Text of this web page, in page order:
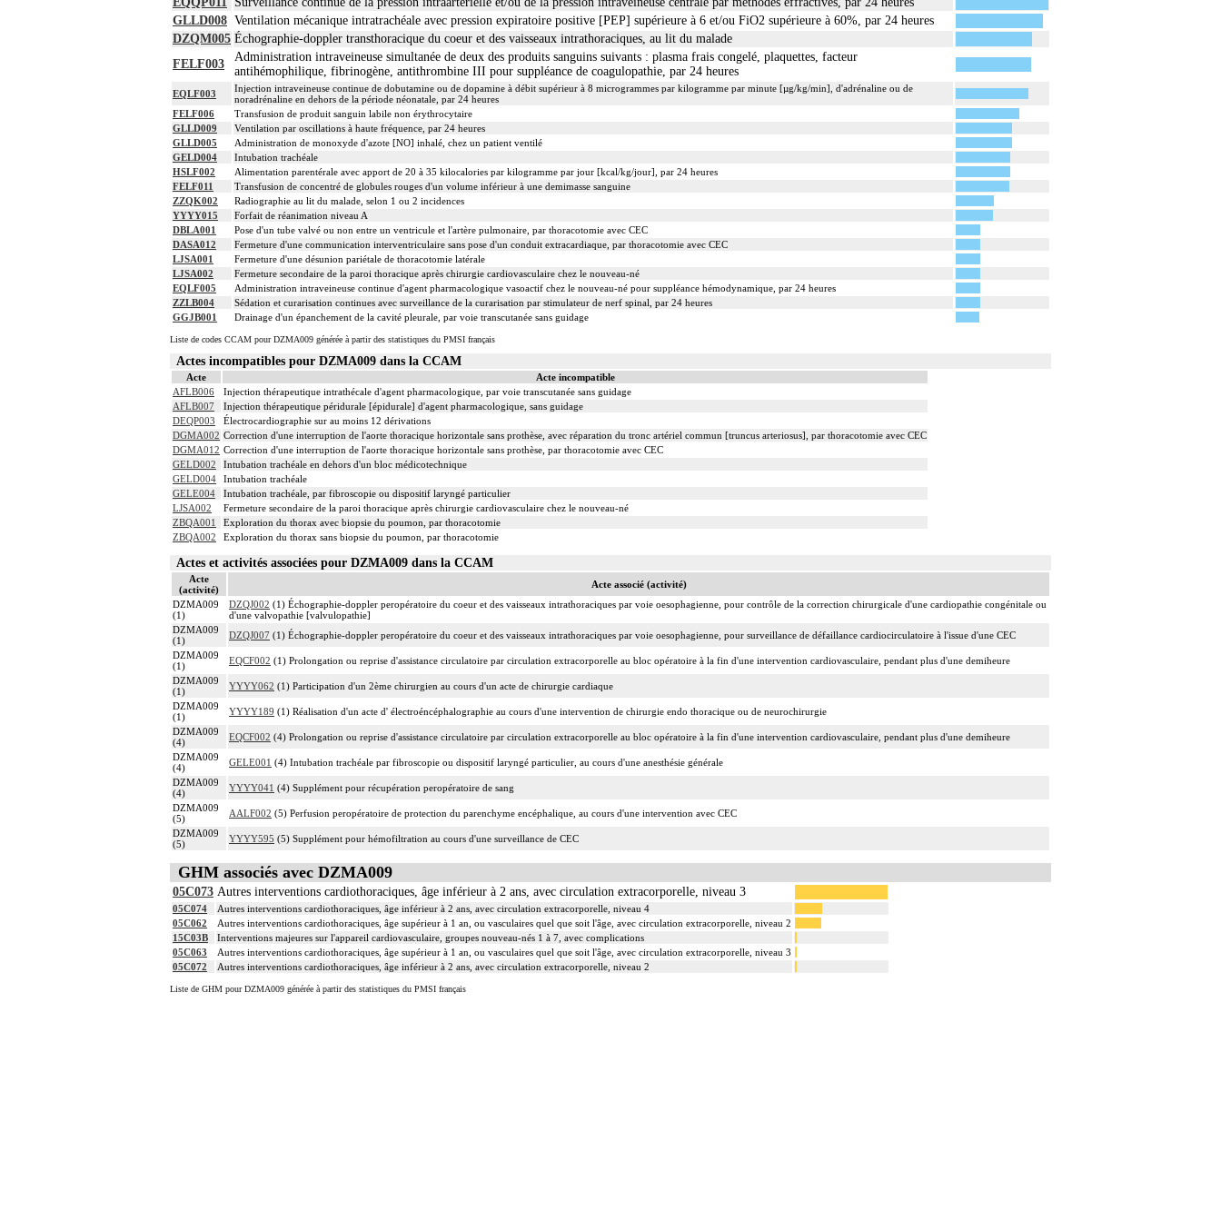
GLLD008 Ventilation mécanique intratrachéale avec pression expiratoire positive [PEP] supérieure à 6 et/ou FiO2 supérieure à 60%, par 24 heures
DZQM005 Échographie-doppler transthoracique du coeur et des vaisseaux intrathoraciques, au lit du malade
FELF003
Administration intraveineuse simultanée de deux des produits sanguins suivants : plasma frais congelé, plaquettes, facteur
antihémophilique, fibrinogène, antithrombine III pour suppléance de coagulopathie, par 24 heures
EQLF003
Injection intraveineuse continue de dobutamine ou de dopamine à débit supérieur à 8 microgrammes par kilogramme par minute [µg/kg/min], d'adrénaline ou de
noradrénaline en dehors de la période néonatale, par 24 heures
FELF006
Transfusion de produit sanguin labile non érythrocytaire
GLLD009
Ventilation par oscillations à haute fréquence, par 24 heures
GLLD005
Administration de monoxyde d'azote [NO] inhalé, chez un patient ventilé
GELD004
Intubation trachéale
HSLF002
Alimentation parentérale avec apport de 20 à 35 kilocalories par kilogramme par jour [kcal/kg/jour], par 24 heures
FELF011
Transfusion de concentré de globules rouges d'un volume inférieur à une demimasse sanguine
ZZQK002
Radiographie au lit du malade, selon 1 ou 2 incidences
YYYY015
Forfait de réanimation niveau A
DBLA001
Pose d'un tube valvé ou non entre un ventricule et l'artère pulmonaire, par thoracotomie avec CEC
DASA012
Fermeture d'une communication interventriculaire sans pose d'un conduit extracardiaque, par thoracotomie avec CEC
LJSA001
Fermeture d'une désunion pariétale de thoracotomie latérale
LJSA002
Fermeture secondaire de la paroi thoracique après chirurgie cardiovasculaire chez le nouveau-né
EQLF005
Administration intraveineuse continue d'agent pharmacologique vasoactif chez le nouveau-né pour suppléance hémodynamique, par 24 heures
ZZLB004
Sédation et curarisation continues avec surveillance de la curarisation par stimulateur de nerf spinal, par 24 heures
GGJB001
Drainage d'un épanchement de la cavité pleurale, par voie transcutanée sans guidage
Liste de codes CCAM pour DZMA009 générée à partir des statistiques du PMSI français
Actes incompatibles pour DZMA009 dans la CCAM
Acte
Acte incompatible
AFLB006
Injection thérapeutique intrathécale d'agent pharmacologique, par voie transcutanée sans guidage
AFLB007
Injection thérapeutique péridurale [épidurale] d'agent pharmacologique, sans guidage
DEQP003
Électrocardiographie sur au moins 12 dérivations
DGMA002 Correction d'une interruption de l'aorte thoracique horizontale sans prothèse, avec réparation du tronc artériel commun [truncus arteriosus], par thoracotomie avec CEC
DGMA012 Correction d'une interruption de l'aorte thoracique horizontale sans prothèse, par thoracotomie avec CEC
GELD002
Intubation trachéale en dehors d'un bloc médicotechnique
GELD004
Intubation trachéale
GELE004
Intubation trachéale, par fibroscopie ou dispositif laryngé particulier
LJSA002
Fermeture secondaire de la paroi thoracique après chirurgie cardiovasculaire chez le nouveau-né
ZBQA001
Exploration du thorax avec biopsie du poumon, par thoracotomie
ZBQA002
Exploration du thorax sans biopsie du poumon, par thoracotomie
Actes et activités associées pour DZMA009 dans la CCAM
Acte
(activité)
Acte associé (activité)
DZMA009
(1)
DZQJ002 (1) Échographie-doppler peropératoire du coeur et des vaisseaux intrathoraciques par voie oesophagienne, pour contrôle de la correction chirurgicale d'une cardiopathie congénitale ou
d'une valvopathie [valvulopathie]
DZMA009
(1)
DZQJ007 (1) Échographie-doppler peropératoire du coeur et des vaisseaux intrathoraciques par voie oesophagienne, pour surveillance de défaillance cardiocirculatoire à l'issue d'une CEC
DZMA009
(1)
EQCF002 (1) Prolongation ou reprise d'assistance circulatoire par circulation extracorporelle au bloc opératoire à la fin d'une intervention cardiovasculaire, pendant plus d'une demiheure
DZMA009
(1)
YYYY062 (1) Participation d'un 2ème chirurgien au cours d'un acte de chirurgie cardiaque
DZMA009
(1)
YYYY189 (1) Réalisation d'un acte d' électroéncéphalographie au cours d'une intervention de chirurgie endo thoracique ou de neurochirurgie
DZMA009
(4)
EQCF002 (4) Prolongation ou reprise d'assistance circulatoire par circulation extracorporelle au bloc opératoire à la fin d'une intervention cardiovasculaire, pendant plus d'une demiheure
DZMA009
(4)
GELE001 (4) Intubation trachéale par fibroscopie ou dispositif laryngé particulier, au cours d'une anesthésie générale
DZMA009
(4)
YYYY041 (4) Supplément pour récupération peropératoire de sang
DZMA009
(5)
AALF002 (5) Perfusion peropératoire de protection du parenchyme encéphalique, au cours d'une intervention avec CEC
DZMA009
(5)
YYYY595 (5) Supplément pour hémofiltration au cours d'une surveillance de CEC
GHM associés avec DZMA009
05C073 Autres interventions cardiothoraciques, âge inférieur à 2 ans, avec circulation extracorporelle, niveau 3
05C074
Autres interventions cardiothoraciques, âge inférieur à 2 ans, avec circulation extracorporelle, niveau 4
05C062
Autres interventions cardiothoraciques, âge supérieur à 1 an, ou vasculaires quel que soit l'âge, avec circulation extracorporelle, niveau 2
15C03B
Interventions majeures sur l'appareil cardiovasculaire, groupes nouveau-nés 1 à 7, avec complications
05C063
Autres interventions cardiothoraciques, âge supérieur à 1 an, ou vasculaires quel que soit l'âge, avec circulation extracorporelle, niveau 3
05C072
Autres interventions cardiothoraciques, âge inférieur à 2 ans, avec circulation extracorporelle, niveau 2
Liste de GHM pour DZMA009 générée à partir des statistiques du PMSI français